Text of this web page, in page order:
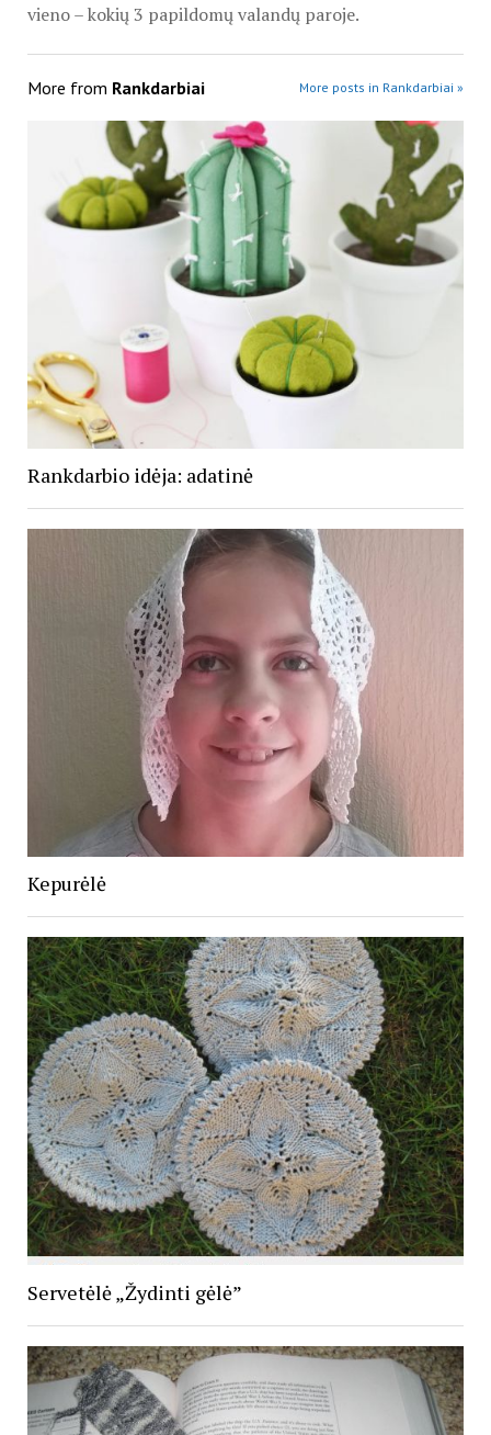
vieno – kokių 3 papildomų valandų paroje.
More from Rankdarbiai More posts in Rankdarbiai »
Rankdarbio idėja: adatinė
Kepurėlė
Servetėlė „Žydinti gėlė”